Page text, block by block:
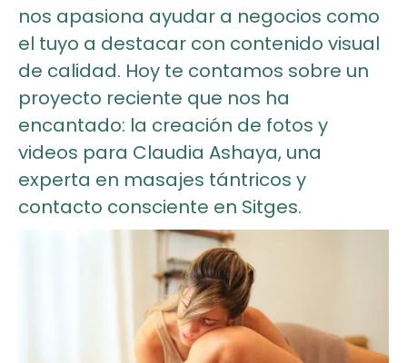
nos apasiona ayudar a negocios como
el tuyo a destacar con contenido visual
de calidad. Hoy te contamos sobre un
proyecto reciente que nos ha
encantado: la creación de fotos y
videos para Claudia Ashaya, una
experta en masajes tántricos y
contacto consciente en Sitges.